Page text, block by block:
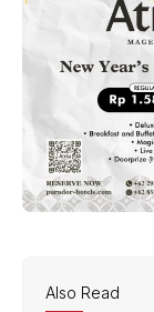
Also Read